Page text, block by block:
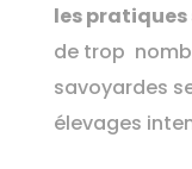
les
de trop
savoyardes
élevages